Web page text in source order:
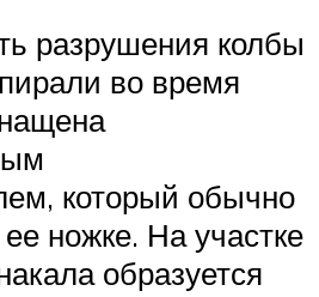
разрушения колбы
во время
который обычно
ножке. На участке
образуется